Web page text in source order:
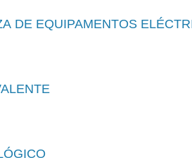
DE EQUIPAMENTOS